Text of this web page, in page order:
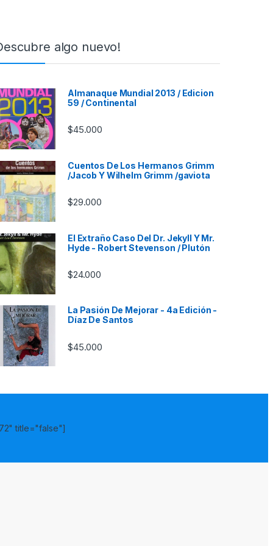
algo nuevo!
Almanaque Mundial 2013 / Edicion
59 / Continental
$45.000
Cuentos De Los Hermanos Grimm
/Jacob Y Wilhelm Grimm /gaviota
$29.000
El Extraño Caso Del Dr. Jekyll Y Mr.
Hyde - Robert Stevenson / Plutón
$24.000
La Pasión De Mejorar - 4a Edición -
Díaz De Santos
$45.000
title="false"]